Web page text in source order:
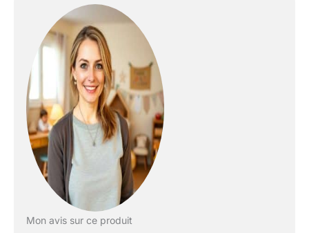
Mon avis sur ce produit